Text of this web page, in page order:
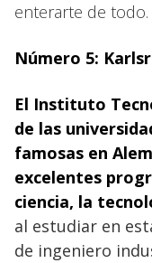
enterarte de todo.
Número 5:
El Instituto
de las
famosas en
excelentes
ciencia, la
al estudiar en
de ingeniero